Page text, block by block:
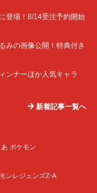
登場！8/14受注予約開始
みの画像公開！特典付き
ンナーほか人気キャラ
新着記事一覧へ
ポケモン
ンレジェンズZ-A